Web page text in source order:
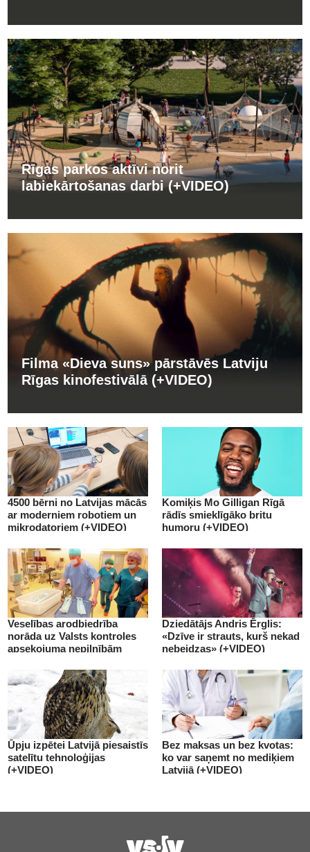
Rīgas parkos aktīvi norit
labiekārtošanas darbi (+VIDEO)
Filma «Dieva suns» pārstāvēs Latviju
Rīgas kinofestivālā (+VIDEO)
4500 bērni no Latvijas mācās
ar moderniem robotiem un
mikrodatoriem (+VIDEO)
Komiķis Mo Gilligan Rīgā
rādīs smieklīgāko britu
humoru (+VIDEO)
Veselības arodbiedrība
norāda uz Valsts kontroles
apsekojuma nepilnībām
Dziedātājs Andris Ērglis:
«Dzīve ir strauts, kurš nekad
nebeidzas» (+VIDEO)
Ūpju izpētei Latvijā piesaistīs
satelītu tehnoloģijas
(+VIDEO)
Bez maksas un bez kvotas:
ko var saņemt no mediķiem
Latvijā (+VIDEO)